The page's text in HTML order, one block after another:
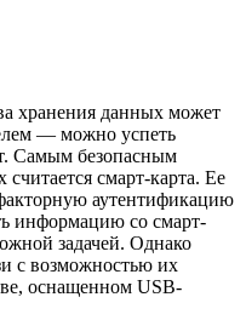
хранения данных может
— можно успеть
Самым безопасным
смарт-карта. Ее
аутентификацию
информацию со смарт-
задачей. Однако
с возможностью их
оснащенном USB-